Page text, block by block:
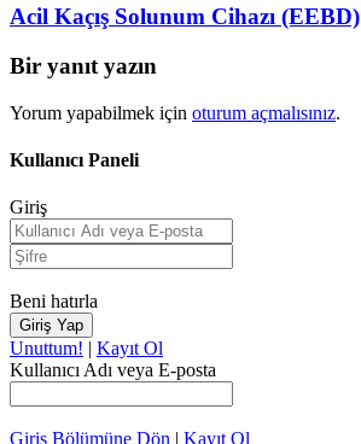
Acil Kaçış Solunum Cihazı (EEBD)
Bir yanıt yazın
Yorum yapabilmek için oturum açmalısınız.
Kullanıcı Paneli
Giriş
Beni hatırla
Unuttum! | Kayıt Ol
Kullanıcı Adı veya E-posta
Giriş Bölümüne Dön | Kayıt Ol